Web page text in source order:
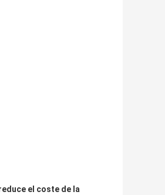
el coste de la